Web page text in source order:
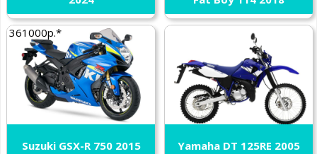
361000р.*
Suzuki GSX-R 750 2015 Yamaha DT 125RE 2005